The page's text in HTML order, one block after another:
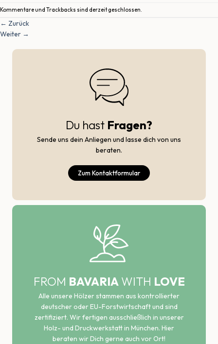
Kommentare und Trackbacks sind derzeit geschlossen.
← Zurück
Weiter →
Du hast Fragen?
Sende uns dein Anliegen und lasse dich von uns
beraten.
Zum Kontaktformular
FROM BAVARIAWITH LOVE
Alle unsere Hölzer stammen aus kontrollierter
deutscher oder EU-Forstwirtschaft und sind
zertifiziert. Wir fertigen ausschließlich in unserer
Holz- und Druckwerkstatt in München. Hier
beraten wir Dich gerne auch vor Ort!